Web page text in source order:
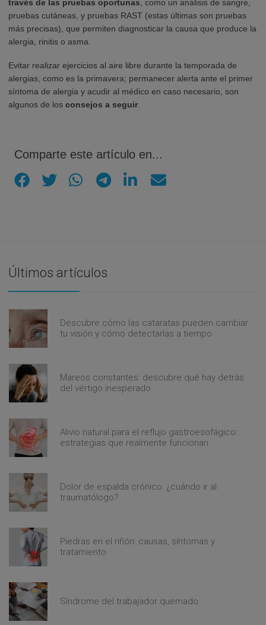
través de las pruebas oportunas, como un análisis de sangre,
pruebas cutáneas, y pruebas RAST (estas últimas son pruebas
más precisas), que permiten diagnosticar la causa que produce la
alergia, rinitis o asma.
Evitar realizar ejercicios al aire libre durante la temporada de
alergias, como es la primavera; permanecer alerta ante el primer
síntoma de alergia y acudir al médico en caso necesario, son
algunos de los consejos a seguir.
Comparte este artículo en...
Últimos artículos
Descubre cómo las cataratas pueden cambiar
tu visión y cómo detectarlas a tiempo
Mareos constantes: descubre qué hay detrás
del vértigo inesperado
Alivio natural para el reflujo gastroesofágico:
estrategias que realmente funcionan
Dolor de espalda crónico: ¿cuándo ir al
traumatólogo?
Piedras en el riñón: causas, síntomas y
tratamiento
Síndrome del trabajador quemado